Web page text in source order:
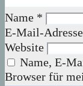
Name *
E-Mail-Adresse
Website
Name, E-
Browser für